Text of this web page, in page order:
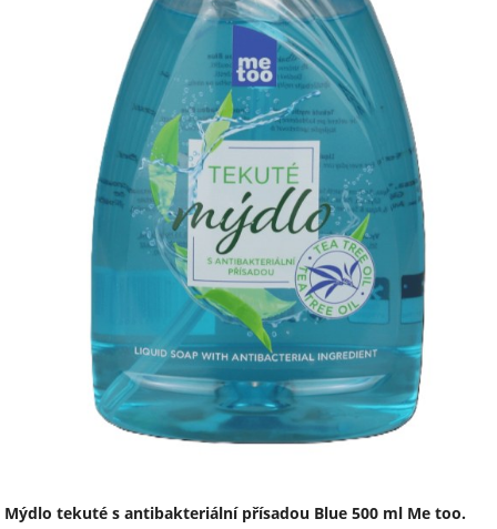
Mýdlo tekuté s antibakteriální přísadou Blue 500 ml Me too.